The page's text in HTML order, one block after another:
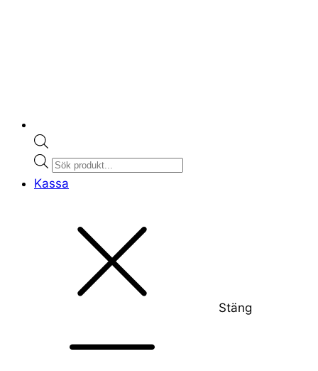
Products
search
Kassa
Stäng